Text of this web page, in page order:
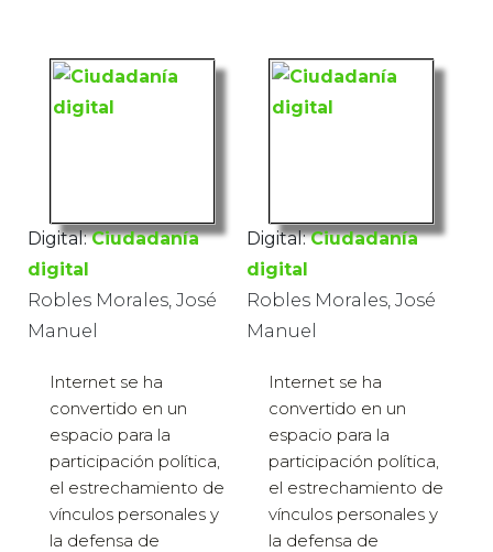
Digital: Ciudadanía
digital
Robles Morales, José
Manuel
Internet se ha
convertido en un
espacio para la
participación política,
el estrechamiento de
vínculos personales y
la defensa de
Digital: Ciudadanía
digital
Robles Morales, José
Manuel
Internet se ha
convertido en un
espacio para la
participación política,
el estrechamiento de
vínculos personales y
la defensa de